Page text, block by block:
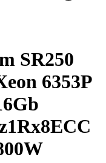
SR250
6353P